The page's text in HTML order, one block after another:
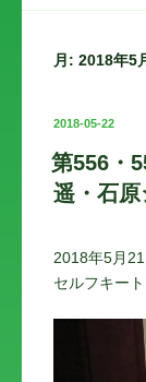
キ
月: 2018年5
投
日:
2018-05-22
第556・
遥・石
2018年5月
セルフキー